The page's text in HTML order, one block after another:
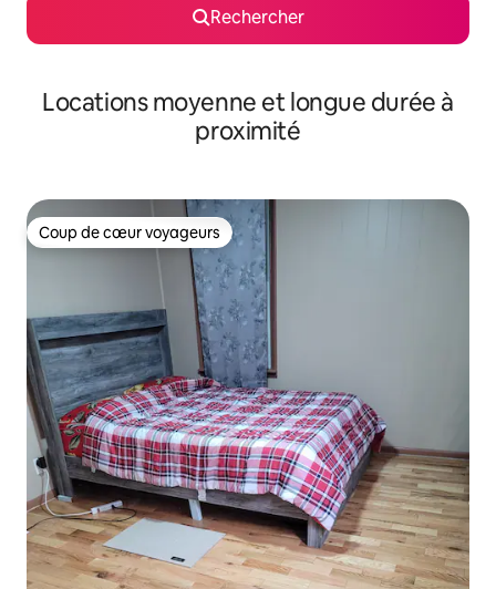
Rechercher
Locations moyenne et longue durée à
proximité
Coup de cœur voyageurs
Coup de cœur voyageurs